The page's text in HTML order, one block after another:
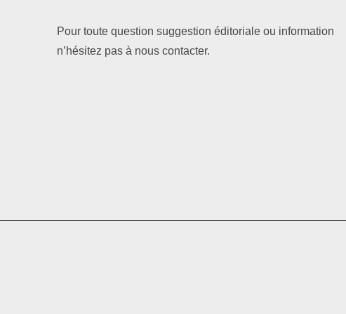
Pour toute question suggestion éditoriale ou information
n’hésitez pas à nous contacter.